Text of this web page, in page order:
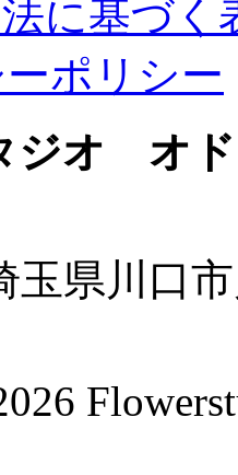
に基づく
ポリシー
ジオ オ
玉県川口